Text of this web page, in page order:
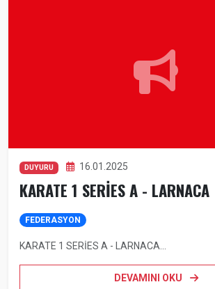
DUYURU 16.01.2025
KARATE 1 SERİES A - LARNACA
FEDERASYON
KARATE 1 SERİES A - LARNACA...
DEVAMINI OKU